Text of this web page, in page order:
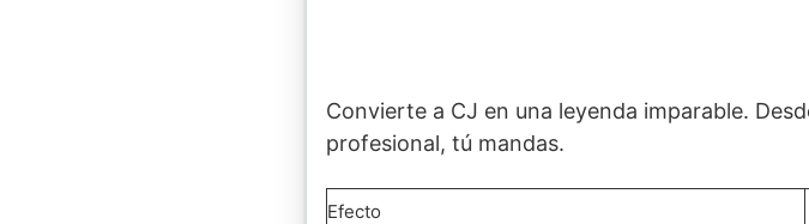
Convierte a CJ en una leyenda imparable.
profesional, tú mandas.
Efecto